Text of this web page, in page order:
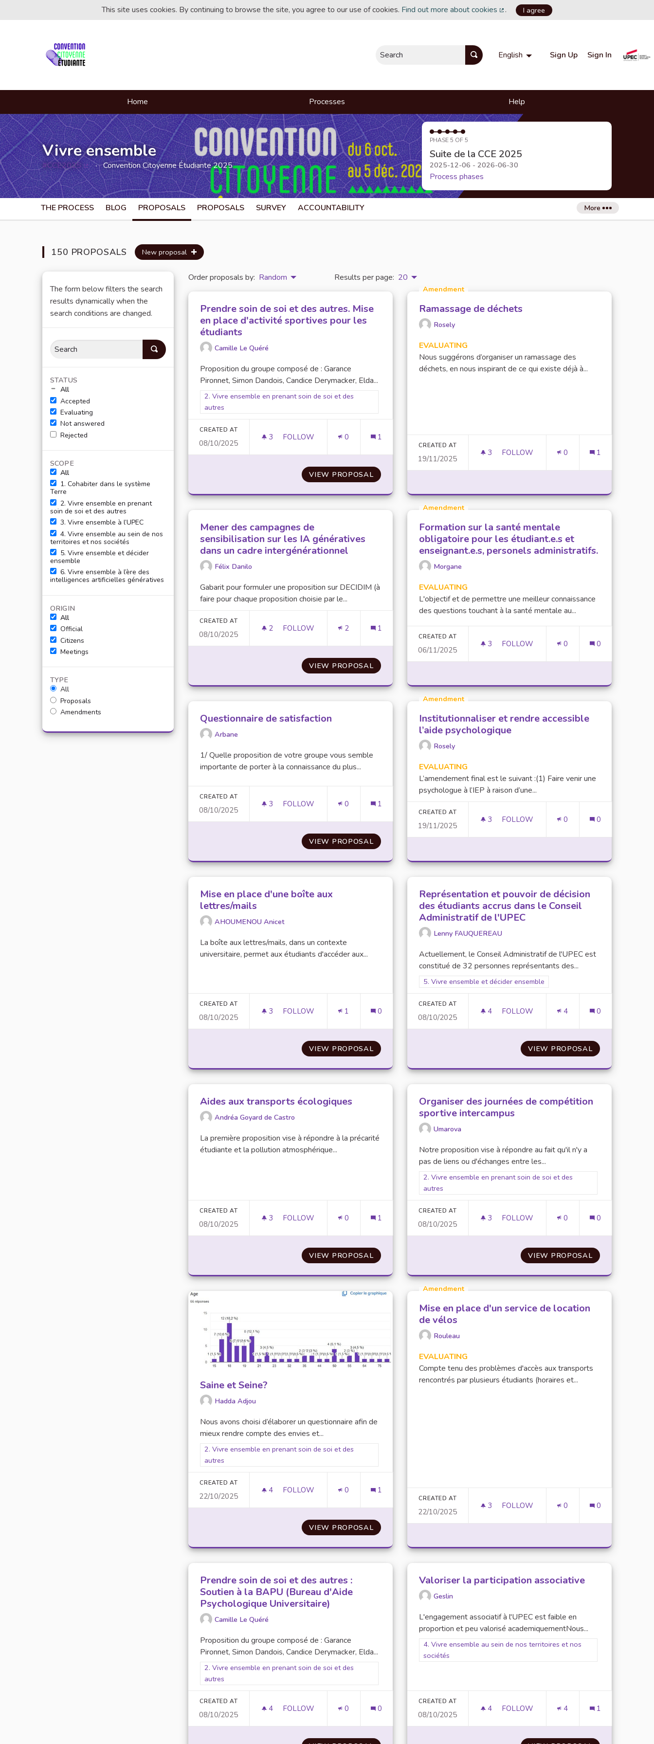
This site uses cookies. By continuing to browse the site, you agree to our use of cookies. Find out more about cookies
(External link)
. I agree
Search English Choisir la langue Choose language
Sign Up Sign In
Home Processes Help
Vivre ensemble
#CCE2025
(External link)
Convention Citoyenne Étudiante 2025
PHASE 5 OF 5
Suite de la CCE 2025
2025-12-06 - 2026-06-30
Process phases
THE PROCESS BLOG PROPOSALS PROPOSALS SURVEY ACCOUNTABILITY More
150 PROPOSALS New proposal
The form below filters the search
results dynamically when the
search conditions are changed.
STATUS
All
Accepted
Evaluating
Not answered
Rejected
SCOPE
All
1. Cohabiter dans le système
Terre
2. Vivre ensemble en prenant
soin de soi et des autres
3. Vivre ensemble à l’UPEC
4. Vivre ensemble au sein de nos
territoires et nos sociétés
5. Vivre ensemble et décider
ensemble
6. Vivre ensemble à l’ère des
intelligences artificielles génératives
ORIGIN
All
Official
Citizens
Meetings
TYPE
All
Proposals
Amendments
Order proposals by: Random Results per page: 20
Prendre soin de soi et des autres. Mise
en place d'activité sportives pour les
étudiants
Camille Le Quéré
Proposition du groupe composé de : Garance
Pironnet, Simon Dandois, Candice Derymacker, Elda...
Filter results for scope: 2. Vivre ensemble en prenant soin de soi et des autres
2. Vivre ensemble en prenant soin de soi et des
autres
CREATED AT
08/10/2025
3 3 FOLLOWERS
FOLLOW
PRENDRE SOIN DE SOI ET DES AUTRES. MISE EN PLACE D'ACTIVITÉ SPORTIVES POUR LES ÉTUDIANTS
0 1
VIEW PROPOSALPRENDRE SOIN DE SOI ET DES AUTRES. MISE EN PLACE D'ACTIVITÉ
Amendment
Ramassage de déchets
Rosely
EVALUATING
Nous suggérons d’organiser un ramassage des
déchets, en nous inspirant de ce qui existe déjà à...
CREATED AT
19/11/2025
3 3 FOLLOWERS
FOLLOW 0 1
Mener des campagnes de
sensibilisation sur les IA génératives
dans un cadre intergénérationnel
Félix Danilo
Gabarit pour formuler une proposition sur DECIDIM (à
faire pour chaque proposition choisie par le...
CREATED AT
08/10/2025
2 2 FOLLOWERS
FOLLOW
MENER DES CAMPAGNES DE SENSIBILISATION SUR LES IA GÉNÉRATIVES DANS UN CADRE
2 1
VIEW PROPOSALMENER DES CAMPAGNES DE SENSIBILISATION SUR LES IA GÉNÉRATIVES
Amendment
Formation sur la santé mentale
obligatoire pour les étudiant.e.s et
enseignant.e.s, personels administratifs.
Morgane
EVALUATING
L'objectif et de permettre une meilleur connaissance
des questions touchant à la santé mentale au...
CREATED AT
06/11/2025
3 3 FOLLOWERS
FOLLOW 0 0
Questionnaire de satisfaction
Arbane
1/ Quelle proposition de votre groupe vous semble
importante de porter à la connaissance du plus...
CREATED AT
08/10/2025
3 3 FOLLOWERS
FOLLOW 0 1
VIEW PROPOSALQUESTIONNAIRE DE SATISFACTION
Amendment
Institutionnaliser et rendre accessible
l’aide psychologique
Rosely
EVALUATING
L’amendement final est le suivant :(1) Faire venir une
psychologue à l’IEP à raison d’une...
CREATED AT
19/11/2025
3 3 FOLLOWERS
FOLLOW 0 0
Mise en place d'une boîte aux
lettres/mails
AHOUMENOU Anicet
La boîte aux lettres/mails, dans un contexte
universitaire, permet aux étudiants d'accéder aux...
CREATED AT
08/10/2025
3 3 FOLLOWERS
FOLLOW
MISE EN PLACE D'UNE BOÎTE AUX LETTRES/MAILS
1 0
VIEW PROPOSALMISE EN PLACE D'UNE BOÎTE AUX LETTRES/MAILS
Représentation et pouvoir de décision
des étudiants accrus dans le Conseil
Administratif de l'UPEC
Lenny FAUQUEREAU
Actuellement, le Conseil Administratif de l'UPEC est
constitué de 32 personnes représentants des...
Filter results for scope: 5. Vivre ensemble et décider ensemble
5. Vivre ensemble et décider ensemble
CREATED AT
08/10/2025
4 4 FOLLOWERS
FOLLOW 4 0
VIEW PROPOSAL
Aides aux transports écologiques
Andréa Goyard de Castro
La première proposition vise à répondre à la précarité
étudiante et la pollution atmosphérique...
CREATED AT
08/10/2025
3 3 FOLLOWERS
FOLLOW
AIDES AUX TRANSPORTS ÉCOLOGIQUES
0 1
VIEW PROPOSALAIDES AUX TRANSPORTS ÉCOLOGIQUES
Organiser des journées de compétition
sportive intercampus
Umarova
Notre proposition vise à répondre au fait qu'il n'y a
pas de liens ou d'échanges entre les...
Filter results for scope: 2. Vivre ensemble en prenant soin de soi et des
2. Vivre ensemble en prenant soin de soi et des
autres
CREATED AT
08/10/2025
3 3 FOLLOWERS
FOLLOW 0 0
VIEW PROPOSALORGANISER
Saine et Seine?
Hadda Adjou
Nous avons choisi d’élaborer un questionnaire afin de
mieux rendre compte des envies et...
Filter results for scope: 2. Vivre ensemble en prenant soin de soi et des autres
2. Vivre ensemble en prenant soin de soi et des
autres
CREATED AT
22/10/2025
4 4 FOLLOWERS
FOLLOW 0 1
VIEW PROPOSALSAINE ET SEINE?
Amendment
Mise en place d'un service de location
de vélos
Rouleau
EVALUATING
Compte tenu des problèmes d'accès aux transports
rencontrés par plusieurs étudiants (horaires et...
CREATED AT
22/10/2025
3 3 FOLLOWERS
FOLLOW 0 0
Prendre soin de soi et des autres :
Soutien à la BAPU (Bureau d'Aide
Psychologique Universitaire)
Camille Le Quéré
Proposition du groupe composé de : Garance
Pironnet, Simon Dandois, Candice Derymacker, Elda...
Filter results for scope: 2. Vivre ensemble en prenant soin de soi et des autres
2. Vivre ensemble en prenant soin de soi et des
autres
CREATED AT
08/10/2025
4 4 FOLLOWERS
FOLLOW
PRENDRE SOIN DE SOI ET DES AUTRES : SOUTIEN À LA BAPU (BUREAU D'AIDE PSYCHOLOGIQUE
0 0
Valoriser la participation associative
Geslin
L'engagement associatif à l'UPEC est faible en
proportion et peu valorisé academiquementNous...
Filter results for scope: 4. Vivre ensemble au sein de nos territoires et
4. Vivre ensemble au sein de nos territoires et nos
sociétés
CREATED AT
08/10/2025
4 4 FOLLOWERS
FOLLOW 4 1